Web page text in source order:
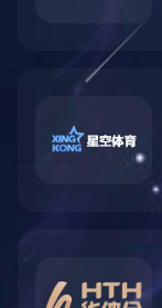
电话：
移动电话
售后服务
姐）